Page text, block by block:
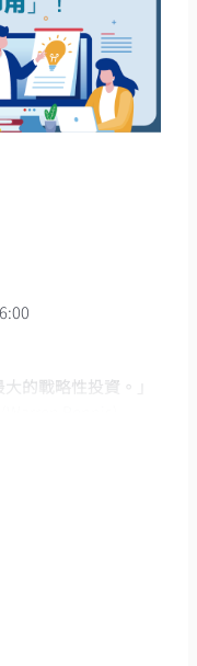
的戰略性投資。」​
伴們都有不錯的成
可是人力資源單